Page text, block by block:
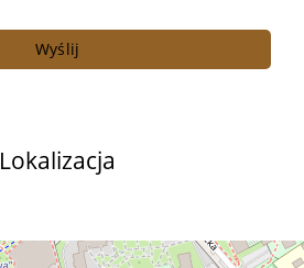
Lokalizacja